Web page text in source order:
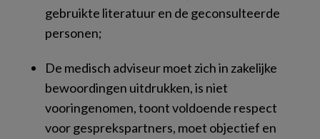
gebruikte literatuur en de geconsulteerde
personen;
De medisch adviseur moet zich in zakelijke
bewoordingen uitdrukken, is niet
vooringenomen, toont voldoende respect
voor gesprekspartners, moet objectief en